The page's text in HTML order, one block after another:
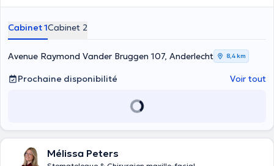
Cabinet 1Cabinet 2
Avenue Raymond Vander Bruggen 107, Anderlecht 8,4 km
Prochaine disponibilité Voir tout
Mélissa Peters